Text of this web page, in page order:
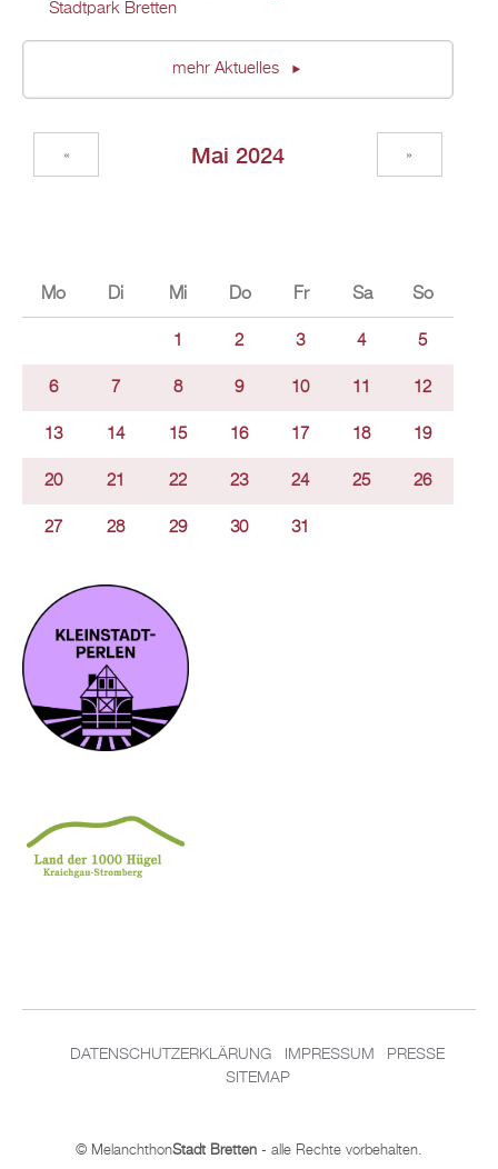
Stadtpark Bretten
mehr Aktuelles
Mai 2024
« »
Mo Di Mi Do Fr Sa So
1 2 3 4 5
6 7 8 9 10 11 12
13 14 15 16 17 18 19
20 21 22 23 24 25 26
27 28 29 30 31
DATENSCHUTZERKLÄRUNG IMPRESSUM
PRESSE
SITEMAP
© MelanchthonStadt Bretten - alle Rechte vorbehalten.